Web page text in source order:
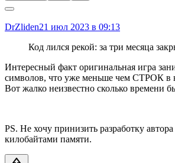
DrZliden21 июл 2023 в 09:13
Код лился рекой: за три месяца
Интересный факт оригинальная игра
символов, что уже меньше чем СТРОК в
Вот жалко неизвестно сколько времени
PS. Не хочу принизить разработку
килобайтами памяти.